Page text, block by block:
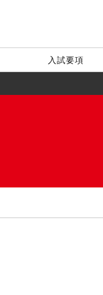
入試要項